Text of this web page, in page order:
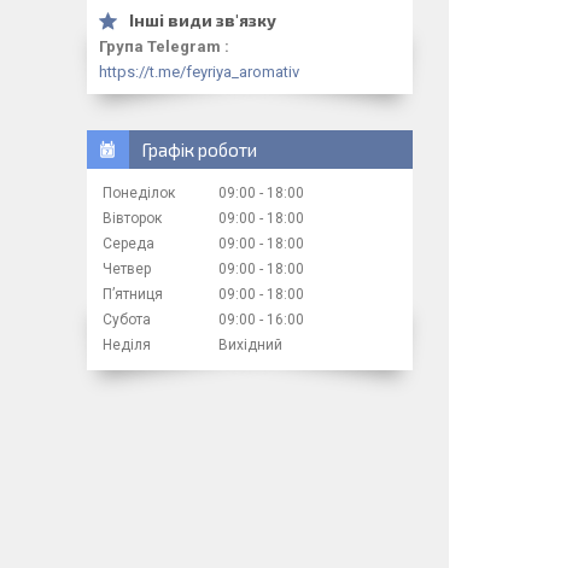
Група Telegram
https://t.me/feyriya_aromativ
Графік роботи
Понеділок 09:00
18:00
Вівторок
09:00
18:00
Середа
09:00
18:00
Четвер
09:00
18:00
Пʼятниця
09:00
18:00
Субота
09:00
16:00
Неділя
Вихідний